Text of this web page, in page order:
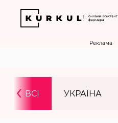
Реклама
ВСІ УКРАЇНА
‹